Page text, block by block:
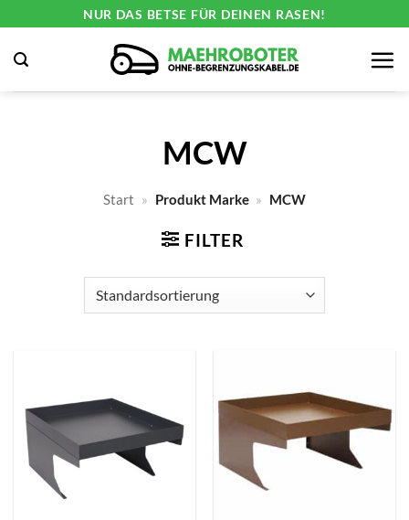
springen
NUR DAS BETSE FÜR DEINEN RASEN!
MCW
Start » Produkt Marke » MCW
FILTER